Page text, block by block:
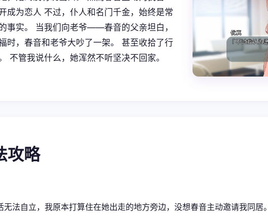
成为恋人 不过，仆人和名门千金，始终是常
事实。 当我们向老爷——春音的父亲坦白，
时，春音和老爷大吵了一架。 甚至收拾了行
不管我说什么，她浑然不听坚决不回家。
攻略
无法自立，我原本打算住在她出走的地方旁边，没想春音主动邀请我同居。